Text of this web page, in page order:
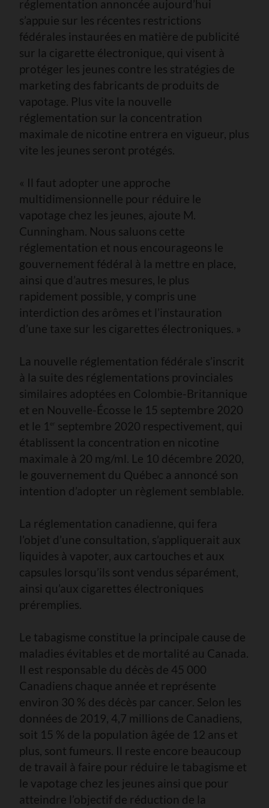
réglementation annoncée aujourd’hui
s’appuie sur les récentes restrictions
fédérales instaurées en matière de publicité
sur la cigarette électronique, qui visent à
protéger les jeunes contre les stratégies de
marketing des fabricants de produits de
vapotage. Plus vite la nouvelle
réglementation sur la concentration
maximale de nicotine entrera en vigueur, plus
vite les jeunes seront protégés.
« Il faut adopter une approche
multidimensionnelle pour réduire le
vapotage chez les jeunes, ajoute M.
Cunningham. Nous saluons cette
réglementation et nous encourageons le
gouvernement fédéral à la mettre en place,
ainsi que d’autres mesures, le plus
rapidement possible, y compris une
interdiction des arômes et l’instauration
d’une taxe sur les cigarettes électroniques. »
La nouvelle réglementation fédérale s’inscrit
à la suite des réglementations provinciales
similaires adoptées en Colombie-Britannique
et en Nouvelle-Écosse le 15 septembre 2020
et le 1 er
septembre 2020 respectivement, qui
établissent la concentration en nicotine
maximale à 20 mg/ml. Le 10 décembre 2020,
le gouvernement du Québec a annoncé son
intention d’adopter un règlement semblable.
La réglementation canadienne, qui fera
l’objet d’une consultation, s’appliquerait aux
liquides à vapoter, aux cartouches et aux
capsules lorsqu’ils sont vendus séparément,
ainsi qu’aux cigarettes électroniques
préremplies.
Le tabagisme constitue la principale cause de
maladies évitables et de mortalité au Canada.
Il est responsable du décès de 45 000
Canadiens chaque année et représente
environ 30 % des décès par cancer. Selon les
données de 2019, 4,7 millions de Canadiens,
soit 15 % de la population âgée de 12 ans et
plus, sont fumeurs. Il reste encore beaucoup
de travail à faire pour réduire le tabagisme et
le vapotage chez les jeunes ainsi que pour
atteindre l’objectif de réduction de la